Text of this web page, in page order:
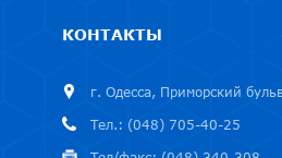
КОНТАКТЫ
г. Одесса, Приморский
Тел.: (048) 705-40-25